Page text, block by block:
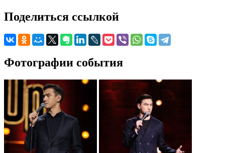
Поделиться ссылкой
Фотографии события